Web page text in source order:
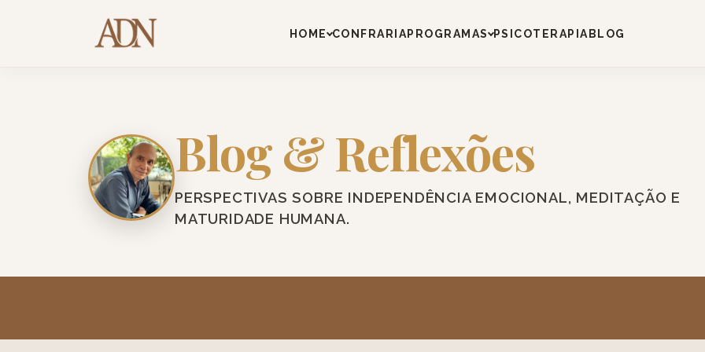
Blog & Reflexões
PERSPECTIVAS SOBRE INDEPENDÊNCIA EMOCIONAL, MEDITAÇÃO E
MATURIDADE HUMANA.
HOME CONFRARIAPROGRAMAS PSICOTERAPIABLOG